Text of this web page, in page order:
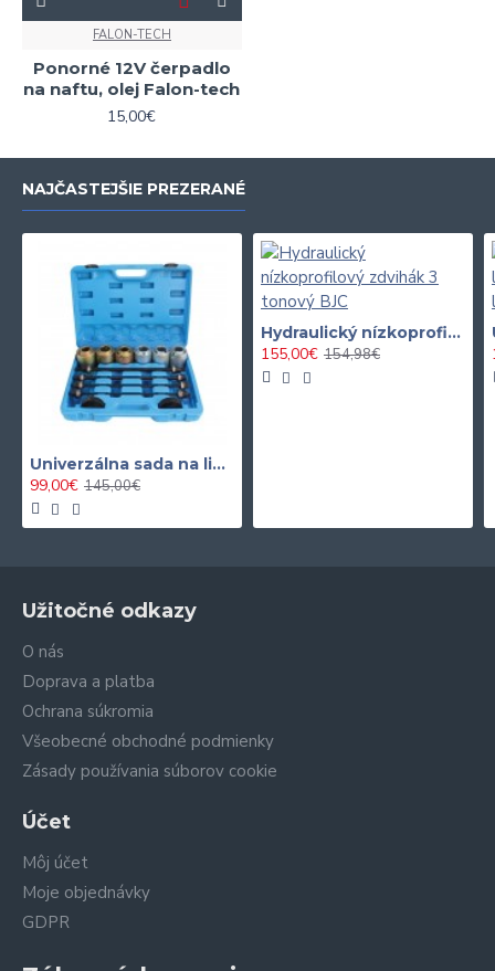
FALON-TECH
Ponorné 12V čerpadlo
na naftu, olej Falon-tech
15,00€
NAJČASTEJŠIE PREZERANÉ
Univerzálna sada na lisovanie silentblokov a ložísk
99,00€ 145,00€
Hydraulický nízkoprofilový zdvihák 3 tonový BJC
155,00€ 154,98€
Užitočné odkazy
O nás
Doprava a platba
Ochrana súkromia
Všeobecné obchodné podmienky
Zásady používania súborov cookie
Účet
Môj účet
Moje objednávky
GDPR